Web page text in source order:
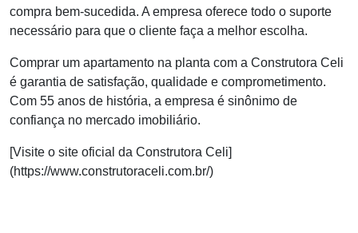
compra bem-sucedida. A empresa oferece todo o suporte
necessário para que o cliente faça a melhor escolha.
Comprar um apartamento na planta com a Construtora Celi
é garantia de satisfação, qualidade e comprometimento.
Com 55 anos de história, a empresa é sinônimo de
confiança no mercado imobiliário.
[Visite o site oficial da Construtora Celi]
(https://www.construtoraceli.com.br/)